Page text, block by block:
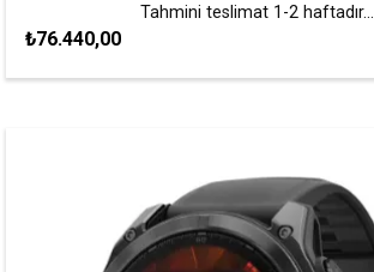
Tahmini teslimat 1-2 haftadır...
₺76.440,00